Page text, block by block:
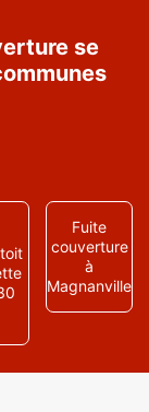
se
Fuite
couverture
à
Magnanville